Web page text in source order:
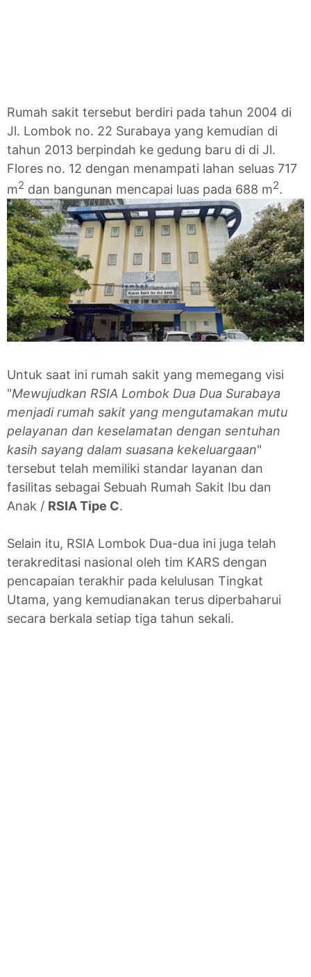
Rumah sakit tersebut berdiri pada tahun 2004 di
Jl. Lombok no. 22 Surabaya yang kemudian di
tahun 2013 berpindah ke gedung baru di di Jl.
Flores no. 12 dengan menampati lahan seluas 717
m2 dan bangunan mencapai luas pada 688 m2.
Untuk saat ini rumah sakit yang memegang visi
"Mewujudkan RSIA Lombok Dua Dua Surabaya
menjadi rumah sakit yang mengutamakan mutu
pelayanan dan keselamatan dengan sentuhan
kasih sayang dalam suasana kekeluargaan"
tersebut telah memiliki standar layanan dan
fasilitas sebagai Sebuah Rumah Sakit Ibu dan
Anak / RSIA Tipe C.
Selain itu, RSIA Lombok Dua-dua ini juga telah
terakreditasi nasional oleh tim KARS dengan
pencapaian terakhir pada kelulusan Tingkat
Utama, yang kemudianakan terus diperbaharui
secara berkala setiap tiga tahun sekali.